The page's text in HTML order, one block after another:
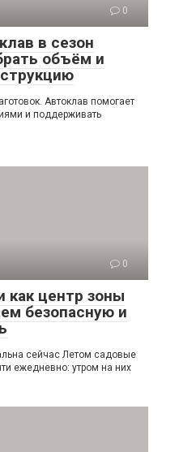
0
в сезон
объём и
Автоклав помогает
и поддерживать
0
как центр зоны
безопасную и
сейчас Летом садовые
ежедневно: утром на них